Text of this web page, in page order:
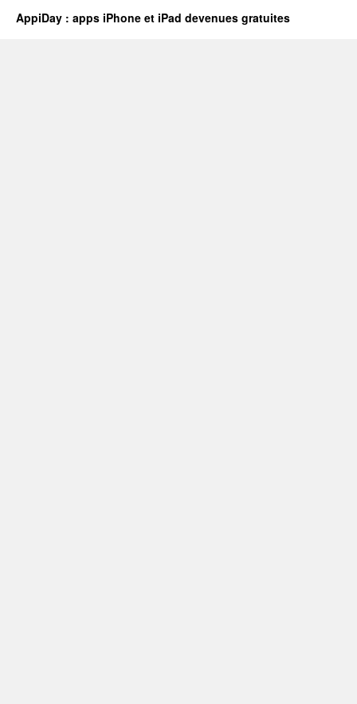
AppiDay : apps iPhone et iPad devenues gratuites